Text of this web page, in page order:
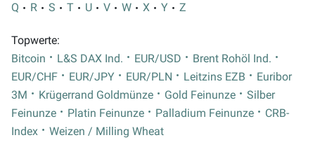
Q
R S T U V W X Y Z
Topwerte:
Bitcoin
L&S DAX Ind. EUR/USD
Brent Rohöl Ind.
EUR/CHF
EUR/JPY EUR/PLN Leitzins EZB
Euribor
3M
Krügerrand Goldmünze Gold Feinunze
Silber
Feinunze
Platin Feinunze Palladium Feinunze
CRB-
Index
Weizen / Milling Wheat